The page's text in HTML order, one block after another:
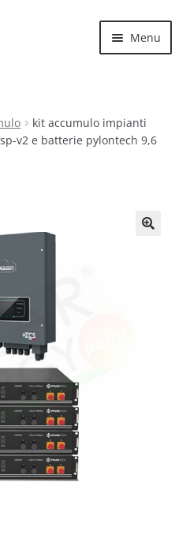
Menu
kit accumulo impianti
v2 e batterie pylontech 9,6